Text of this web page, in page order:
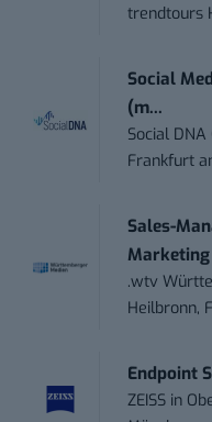
trendtours
Social
(m...
Social DNA
Frankfurt
Sales-
Marketing
.wtv
Heilbronn,
Endpoint
ZEISS in